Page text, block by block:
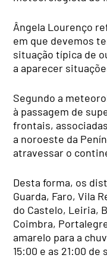
Ângela Lourenço
em que devemos
situação típica de
a aparecer
Segundo a
à passagem de
frontais,
a noroeste da
atravessar o
Desta forma, os
Guarda, Faro, Vila
do Castelo, Leiria,
Coimbra,
amarelo para a
15:00 e as 21:00